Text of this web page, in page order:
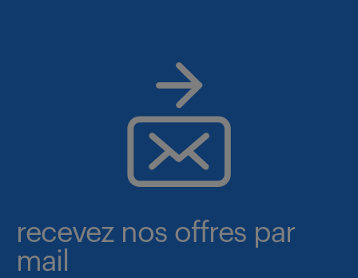
recevez nos offres par
mail